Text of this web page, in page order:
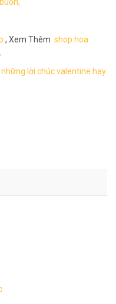
, Xem Thêm shop hoa
những lời chúc valentine hay